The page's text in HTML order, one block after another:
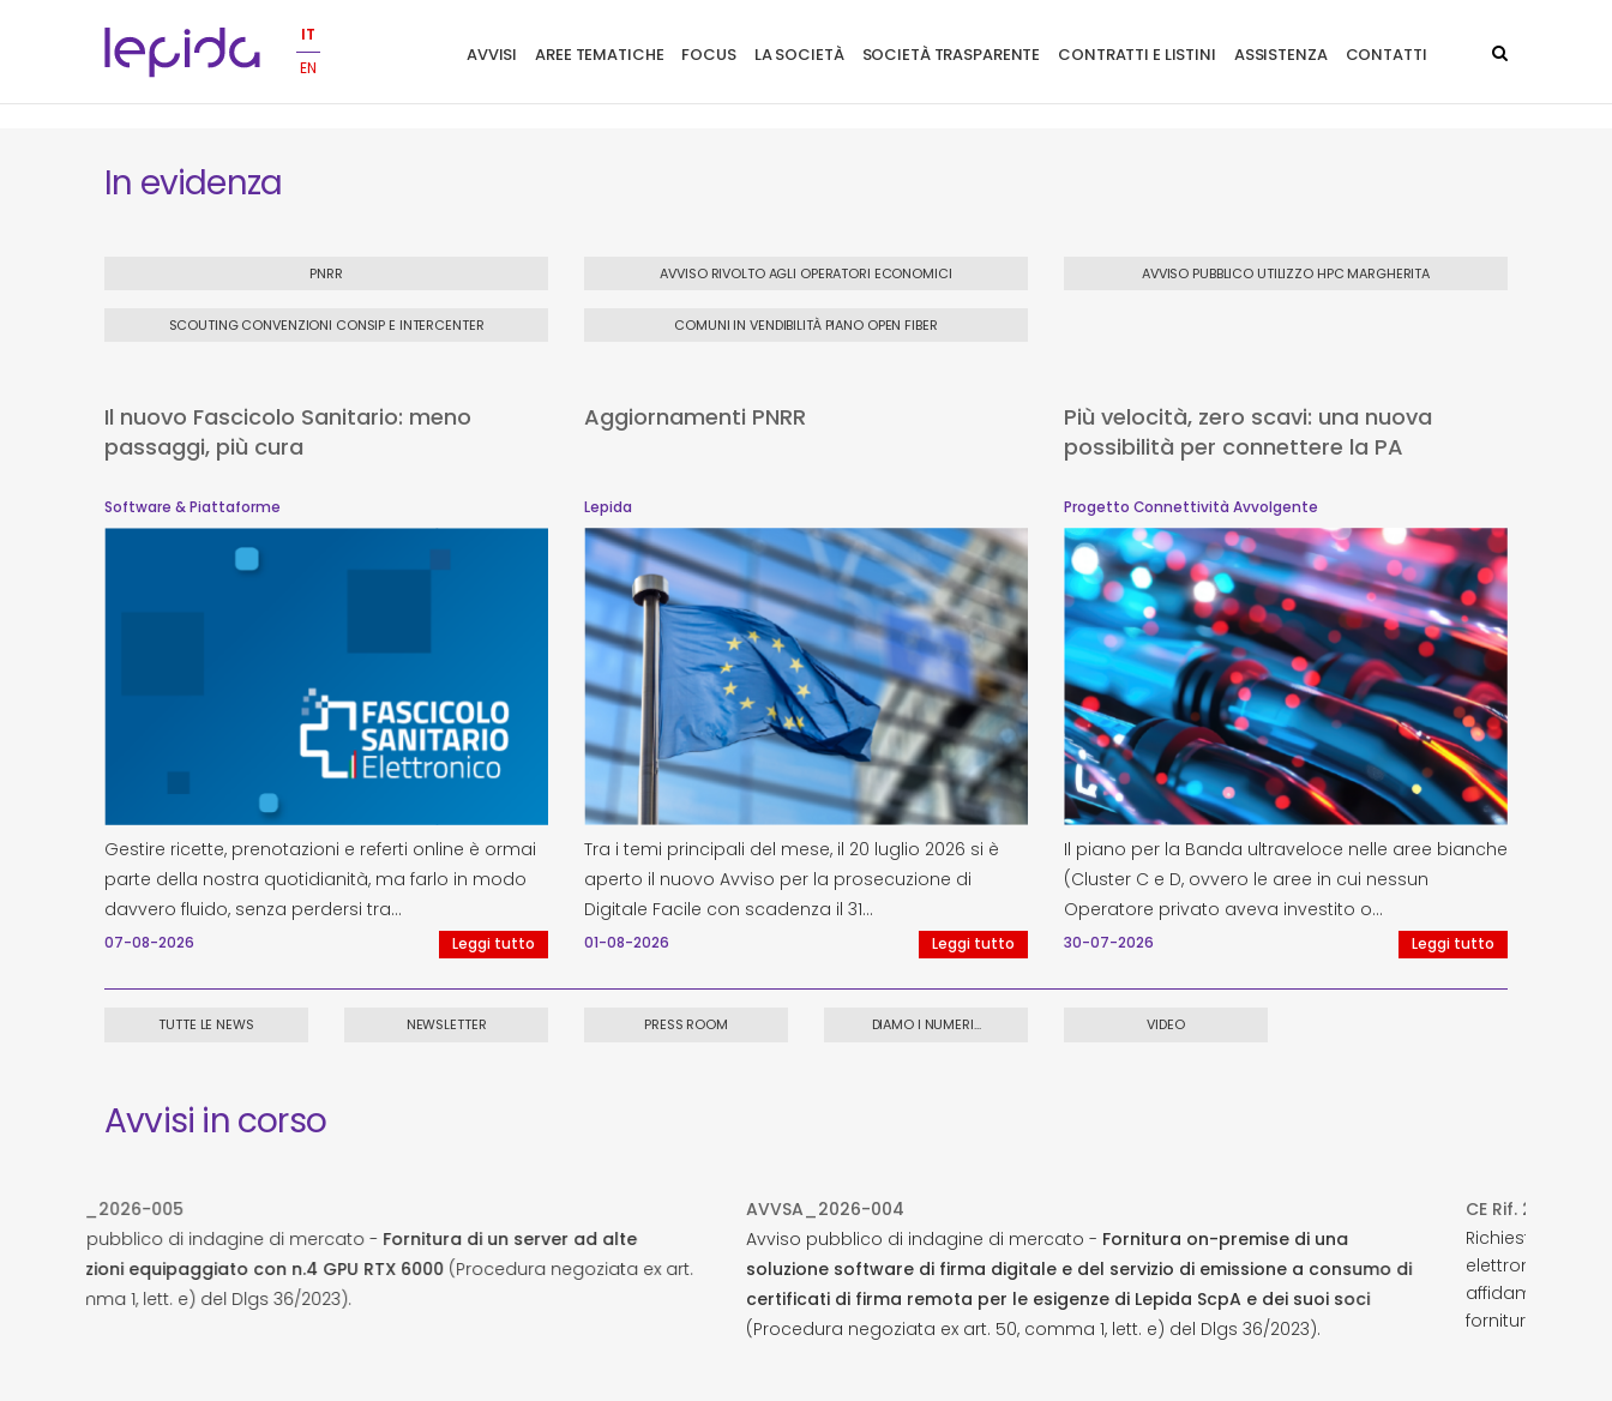
IT
EN
AVVISI AREE TEMATICHE FOCUS LA SOCIETÀ SOCIETÀ TRASPARENTE CONTRATTI E LISTINI ASSISTENZA CONTATTI
In evidenza
PNRR AVVISO RIVOLTO AGLI OPERATORI ECONOMICI AVVISO PUBBLICO UTILIZZO HPC MARGHERITA
SCOUTING CONVENZIONI CONSIP E INTERCENTER COMUNI IN VENDIBILITÀ PIANO OPEN FIBER
Il nuovo Fascicolo Sanitario: meno
passaggi, più cura
Software & Piattaforme
Gestire ricette, prenotazioni e referti online è ormai
parte della nostra quotidianità, ma farlo in modo
davvero fluido, senza perdersi tra…
07-08-2026 Leggi tutto
Aggiornamenti PNRR
Lepida
Tra i temi principali del mese, il 20 luglio 2026 si è
aperto il nuovo Avviso per la prosecuzione di
Digitale Facile con scadenza il 31…
01-08-2026 Leggi tutto
Più velocità, zero scavi: una nuova
possibilità per connettere la PA
Progetto Connettività Avvolgente
Il piano per la Banda ultraveloce nelle aree bianche
(Cluster C e D, ovvero le aree in cui nessun
Operatore privato aveva investito o…
30-07-2026 Leggi tutto
TUTTE LE NEWS NEWSLETTER PRESS ROOM DIAMO I NUMERI... VIDEO
Avvisi in corso
Fornitura di un server ad alte
RTX 6000 (Procedura negoziata ex art.
Avviso pubblico di indagine di mercato -Fornitura on-premise di una
soluzione software di firma digitale e del servizio di emissione a consumo di
certificati di firma remota per le esigenze di Lepida ScpA e dei suoi soci
(Procedura negoziata ex art. 50, comma 1, lett. e) del Dlgs 36/2023).
Richiesta di Offerta (Contratti esclusi nel settore
elettroniche ex Art. 56, comma 1, lett. b) D.lgs.n. 36/
affidamento volta alla sottoscrizione di un
fornitura di firewall per i datacenter di Ferrara e